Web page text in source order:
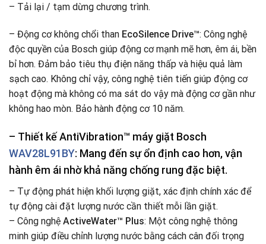
– Tải lại / tạm dừng chương trình.
– Động cơ không chổi than EcoSilence Drive™: Công nghệ
độc quyền của Bosch giúp động cơ mạnh mẽ hơn, êm ái, bền
bỉ hơn. Đảm bảo tiêu thụ điện năng thấp và hiệu quả làm
sạch cao. Không chỉ vậy, công nghệ tiên tiến giúp động cơ
hoạt động mà không có ma sát do vậy mà động cơ gần như
không hao mòn. Bảo hành động cơ 10 năm.
– Thiết kếAntiVibration™ máy giặt Bosch
WAV28L91BY: Mang đến sự ổn định cao hơn, vận
hành êm ái nhờ khả năng chống rung đặc biệt.
– Tự động phát hiện khối lượng giặt, xác định chính xác để
tự động cài đặt lượng nước cần thiết mỗi lần giặt.
– Công nghệ ActiveWater™ Plus: Một công nghệ thông
minh giúp điều chỉnh lượng nước bằng cách cân đối trọng